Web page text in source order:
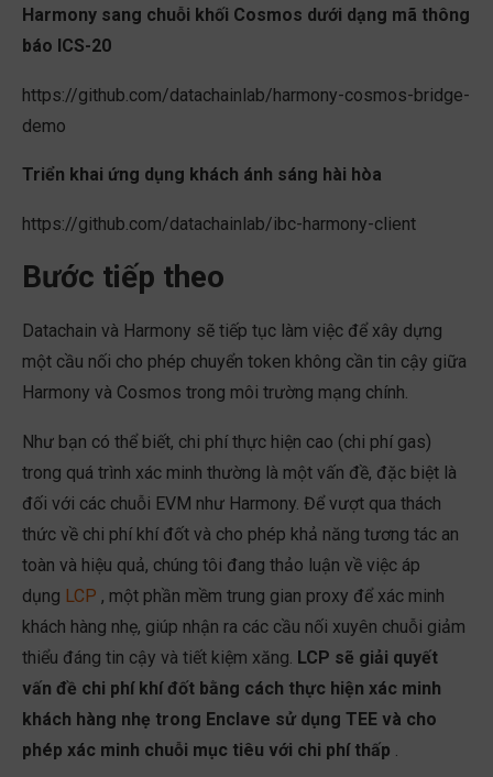
Harmony sang chuỗi khối Cosmos dưới dạng mã thông
báo ICS-20
https://github.com/datachainlab/harmony-cosmos-bridge-
demo
Triển khai ứng dụng khách ánh sáng hài hòa
https://github.com/datachainlab/ibc-harmony-client
Bước tiếp theo
Datachain và Harmony sẽ tiếp tục làm việc để xây dựng
một cầu nối cho phép chuyển token không cần tin cậy giữa
Harmony và Cosmos trong môi trường mạng chính.
Như bạn có thể biết, chi phí thực hiện cao (chi phí gas)
trong quá trình xác minh thường là một vấn đề, đặc biệt là
đối với các chuỗi EVM như Harmony. Để vượt qua thách
thức về chi phí khí đốt và cho phép khả năng tương tác an
toàn và hiệu quả, chúng tôi đang thảo luận về việc áp
dụng LCP , một phần mềm trung gian proxy để xác minh
khách hàng nhẹ, giúp nhận ra các cầu nối xuyên chuỗi giảm
thiểu đáng tin cậy và tiết kiệm xăng. LCP sẽ giải quyết
vấn đề chi phí khí đốt bằng cách thực hiện xác minh
khách hàng nhẹ trong Enclave sử dụng TEE và cho
phép xác minh chuỗi mục tiêu với chi phí thấp .